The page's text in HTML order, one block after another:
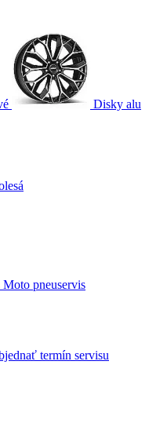
Disky alu
Moto pneuservis
termín servisu